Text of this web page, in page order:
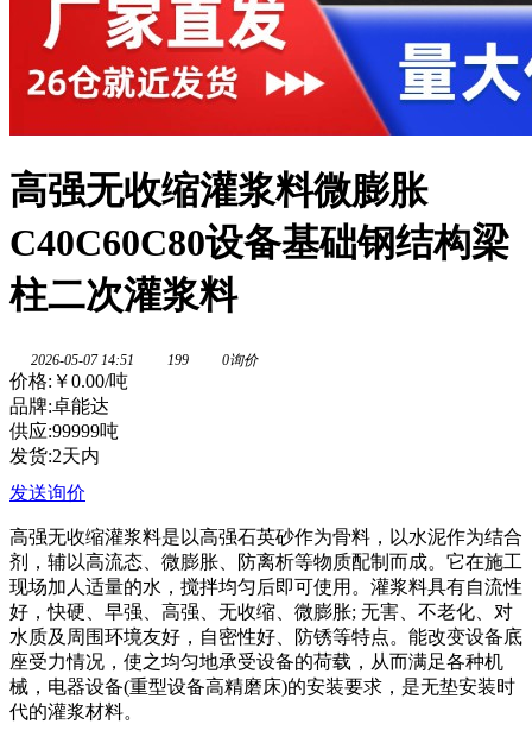
高强无收缩灌浆料微膨胀
C40C60C80设备基础钢结构梁
柱二次灌浆料
2026-05-07 14:51 199 0询价
价格: ￥0.00/吨
品牌:卓能达
供应:99999吨
发货:2天内
发送询价
高强无收缩灌浆料是以高强石英砂作为骨料，以水泥作为结合
剂，辅以高流态、微膨胀、防离析等物质配制而成。它在施工
现场加人适量的水，搅拌均匀后即可使用。灌浆料具有自流性
好，快硬、早强、高强、无收缩、微膨胀; 无害、不老化、对
水质及周围环境友好，自密性好、防锈等特点。能改变设备底
座受力情况，使之均匀地承受设备的荷载，从而满足各种机
械，电器设备(重型设备高精磨床)的安装要求，是无垫安装时
代的灌浆材料。